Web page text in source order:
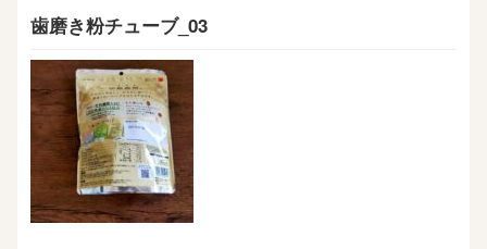
歯磨き粉チューブ_03